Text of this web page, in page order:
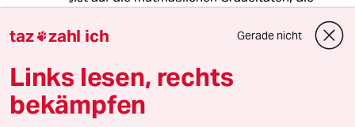
anwendbar.“"
Wenn ich diese Logik und Argumentation
stringent fortführte und der Begriff des
Genozids nicht rückwirkend anwendbar sei,
könnte ich auch den Holocaust nicht mehr als
taz zahl ich Gerade nicht
Links lesen, rechts
bekämpfen